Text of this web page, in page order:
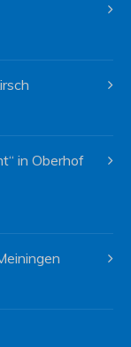
in Oberhof